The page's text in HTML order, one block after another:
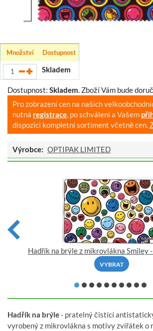
Množství Dostupnost
Skladem
Dostupnost: Skladem Zboží Vám bude
Pro zobrazení cen na našich
nutná registrace , po schválení a Vašem
dispozici kompletní sortiment včetně cen.
Výrobce: OPTIPAK LIMITED
Hadřík na brýle z mikrovlákna Smiley
VYBRAT
Hadřík na brýle- pratelný čistící
vyrobený z mikrovlákna s motivy zvířátek o